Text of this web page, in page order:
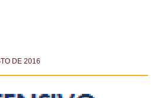
DE 2016